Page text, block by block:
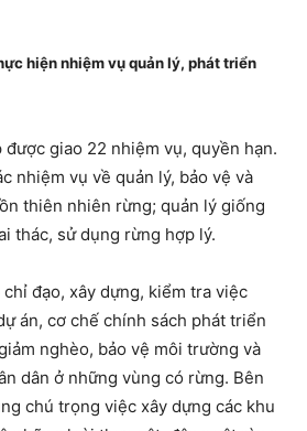
hiện nhiệm vụ quản lý, phát triển
giao 22 nhiệm vụ, quyền hạn.
nhiệm vụ về quản lý, bảo vệ và
thiên nhiên rừng; quản lý giống
thác, sử dụng rừng hợp lý.
đạo, xây dựng, kiểm tra việc
án, cơ chế chính sách phát triển
nghèo, bảo vệ môi trường và
dân ở những vùng có rừng. Bên
chú trọng việc xây dựng các khu